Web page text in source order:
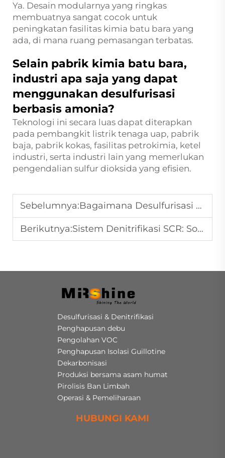
Ya. Desain modularnya yang ringkas
membuatnya sangat cocok untuk
peningkatan fasilitas kimia batu bara yang
ada, di mana ruang pemasangan terbatas.
Selain pabrik kimia batu bara,
industri apa saja yang dapat
menggunakan desulfurisasi
berbasis amonia?
Teknologi ini secara luas dapat diterapkan
pada pembangkit listrik tenaga uap, pabrik
baja, pabrik kokas, fasilitas petrokimia, ketel
industri, serta industri lain yang memerlukan
pengendalian sulfur dioksida yang efisien.
Sebelumnya:Bagaimana Desulfurisasi Berbasis Amonia Membantu Pabrik Baja Memenuhi Standar Emisi Ultra-Rendah
Berikutnya:Sistem Denitrifikasi SCR: Solusi Lengkap untuk Pengendalian Emisi NOx di Sektor Industri
Desulfurisasi & Denitrifikasi
Penghapusan debu
Pengolahan VOC
Penghapusan Isolasi Guillotine
Dekarbonisasi
Produksi bersama asam humat
Pirolisis Ban Limbah
Operasi & Pemeliharaan
HUBUNGI KAMI